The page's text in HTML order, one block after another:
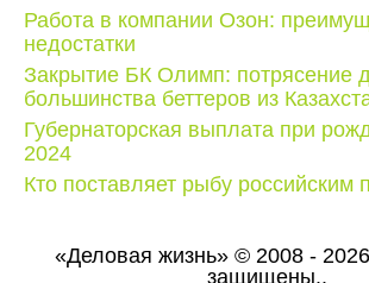
Работа в компании Озон:
недостатки
Закрытие БК Олимп: потрясение
большинства беттеров из
Губернаторская выплата при
2024
Кто поставляет рыбу российским
«Деловая жизнь» © 2008 -
защищены..